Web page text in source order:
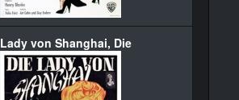
Lady von Shanghai, Die